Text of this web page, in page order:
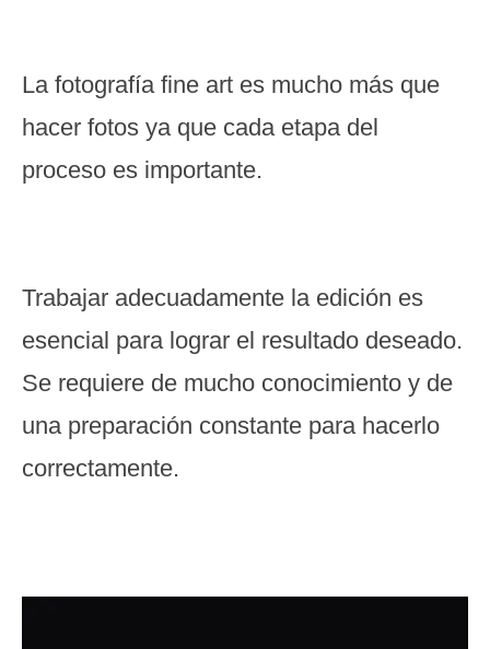
La fotografía fine art es mucho más que
hacer fotos ya que cada etapa del
proceso es importante.
Trabajar adecuadamente la edición es
esencial para lograr el resultado deseado.
Se requiere de mucho conocimiento y de
una preparación constante para hacerlo
correctamente.